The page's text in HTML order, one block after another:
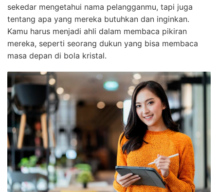
sekedar mengetahui nama pelangganmu, tapi juga
tentang apa yang mereka butuhkan dan inginkan.
Kamu harus menjadi ahli dalam membaca pikiran
mereka, seperti seorang dukun yang bisa membaca
masa depan di bola kristal.